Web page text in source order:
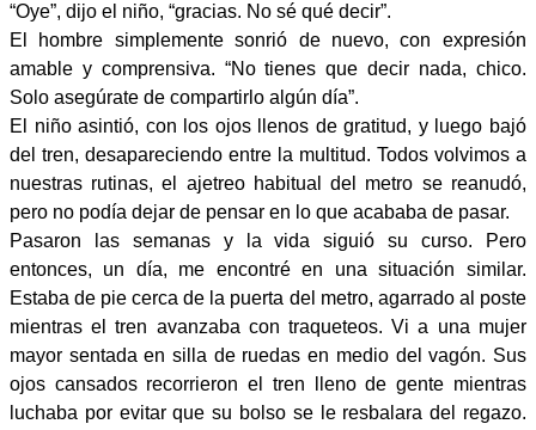
“Oye”, dijo el niño, “gracias. No sé qué decir”.
El hombre simplemente sonrió de nuevo, con expresión
amable y comprensiva. “No tienes que decir nada, chico.
Solo asegúrate de compartirlo algún día”.
El niño asintió, con los ojos llenos de gratitud, y luego bajó
del tren, desapareciendo entre la multitud. Todos volvimos a
nuestras rutinas, el ajetreo habitual del metro se reanudó,
pero no podía dejar de pensar en lo que acababa de pasar.
Pasaron las semanas y la vida siguió su curso. Pero
entonces, un día, me encontré en una situación similar.
Estaba de pie cerca de la puerta del metro, agarrado al poste
mientras el tren avanzaba con traqueteos. Vi a una mujer
mayor sentada en silla de ruedas en medio del vagón. Sus
ojos cansados ​​recorrieron el tren lleno de gente mientras
luchaba por evitar que su bolso se le resbalara del regazo.